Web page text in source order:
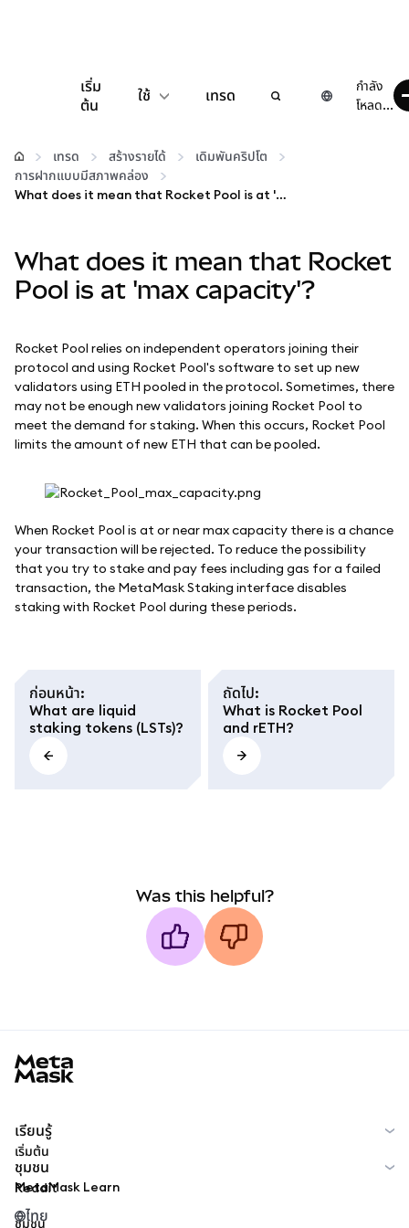
เริ่ม
ต้น
ใช้
กำหนดค่า
จัดการเงินคริปโต
เว็บ 3 เพิ่มเติม
รักษาความปลอดภัย
เทรด
กำลัง
โหลด...
เทรด สร้างรายได้
เดิมพันคริปโต
การฝากแบบมีสภาพคล่อง
What does it mean that Rocket Pool is at 'max capacity'?
What does it mean that Rocket
Pool is at 'max capacity'?
Rocket Pool relies on independent operators joining their
protocol and using Rocket Pool's software to set up new
validators using ETH pooled in the protocol. Sometimes, there
may not be enough new validators joining Rocket Pool to
meet the demand for staking. When this occurs, Rocket Pool
limits the amount of new ETH that can be pooled.
When Rocket Pool is at or near max capacity there is a chance
your transaction will be rejected. To reduce the possibility
that you try to stake and pay fees including gas for a failed
transaction, the MetaMask Staking interface disables
staking with Rocket Pool during these periods.
ก่อนหน้า:
What are liquid
staking tokens (LSTs)?
ถัดไป:
What is Rocket Pool
and rETH?
Was this helpful?
เรียนรู้
เริ่มต้น
MetaMask Learn
ชุมชน
Reddit
ชุมชน
ไทย